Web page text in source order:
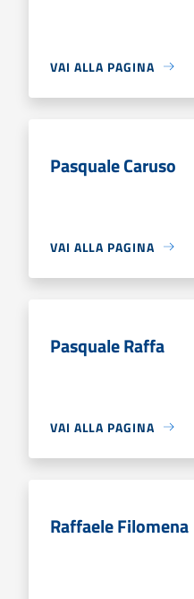
VAI ALLA PAGINA
Pasquale Caruso
VAI ALLA PAGINA
Pasquale Raffa
VAI ALLA PAGINA
Raffaele Filomena